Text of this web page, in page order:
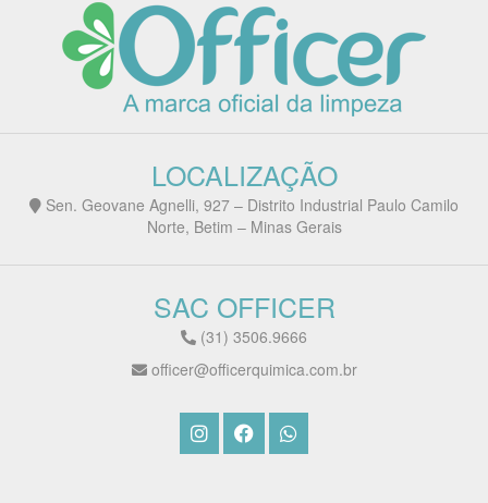
LOCALIZAÇÃO
Sen. Geovane Agnelli, 927 – Distrito Industrial Paulo Camilo
Norte, Betim – Minas Gerais
SAC OFFICER
(31) 3506.9666
officer@officerquimica.com.br